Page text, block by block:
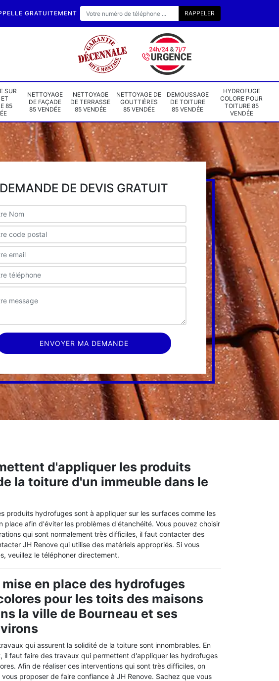
GRATUITEMENT
SUR
85
NETTOYAGE
DE FAÇADE
85 VENDÉE
NETTOYAGE
DE TERRASSE
85 VENDÉE
NETTOYAGE DE
GOUTTIÈRES
85 VENDÉE
DEMOUSSAGE
DE TOITURE
85 VENDÉE
HYDROFUGE
COLORE POUR
TOITURE 85
VENDÉE
DEMANDE DE DEVIS GRATUIT
d'appliquer les produits
la toiture d'un immeuble dans le
produits hydrofuges sont à appliquer sur les surfaces comme les
place afin d'éviter les problèmes d'étanchéité. Vous pouvez choisir
qui sont normalement très difficiles, il faut contacter des
JH Renove qui utilise des matériels appropriés. Si vous
veuillez le téléphoner directement.
mise en place des hydrofuges
pour les toits des maisons
la ville de Bourneau et ses
qui assurent la solidité de la toiture sont innombrables. En
il faut faire des travaux qui permettent d'appliquer les hydrofuges
Afin de réaliser ces interventions qui sont très difficiles, on
vous proposer de faire confiance à JH Renove. Sachez que vous